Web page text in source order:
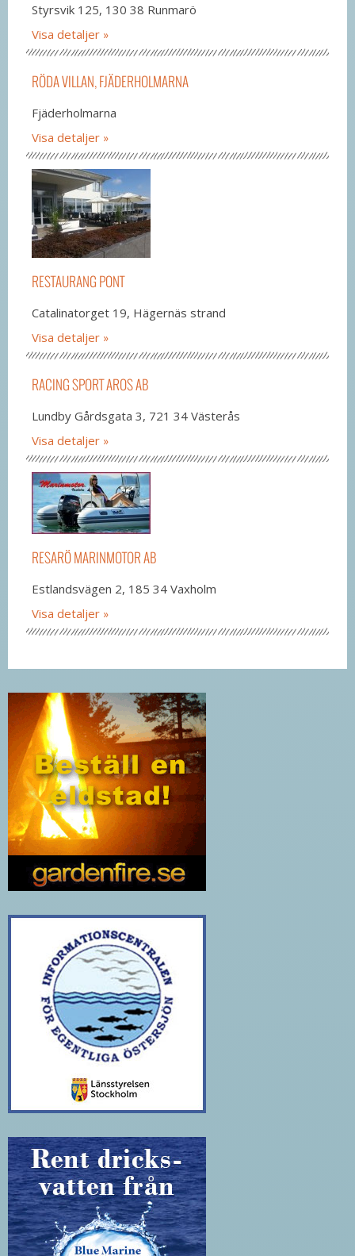
Styrsvik 125, 130 38 Runmarö
Visa detaljer
RÖDA VILLAN, FJÄDERHOLMARNA
Fjäderholmarna
Visa detaljer
RESTAURANG PONT
Catalinatorget 19, Hägernäs strand
Visa detaljer
RACING SPORT AROS AB
Lundby Gårdsgata 3, 721 34 Västerås
Visa detaljer
RESARÖ MARINMOTOR AB
Estlandsvägen 2, 185 34 Vaxholm
Visa detaljer